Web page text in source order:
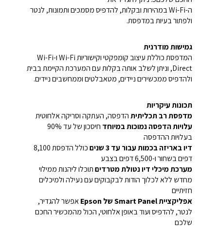
ה-Wi-Fi במהירות ובקלות, להדפיס מסמכים ותמונות, לנטר
ולפתור בעיות במדפסת.
גמישות מודרנית
המדפסת כוללת עיצוב קומפקטי וקישוריות Wi-Fi ו-Wi-Fi
Direct, וניתן לשלב אותה בקלות עם המערכת הקיימת בבית
ולהדפיס ממכשירים ניידים, מטאבלטים וממחשבים ניידים.
תכונות עיקריות
מדפסת רב תכליתיתהדפסה, העתקה וסריקה אלחוטית
עלויות הדפסה נמוכות במיוחד
חיסכון של עד 90%
בעלויות ההדפסה
דיו באריזה בכמות עבור עד 3 שנים
כולל הדפסת 8,100
דפים בשחור ו-6,500 דפים בצבע
מערכת מיכלי דיו נטולת מטרדיםתוכלו ליהנות ממילוי
מחדש ללא לכלוך הודות לבקבוקים עם נעילה ולמיכלים
חזיתיים
אפליקציית Smart Panel של Epson
אפשר להגדיר,
לנטר, להדפיס ועוד באופן אלחוטי, הכול מהמכשיר החכם
שלכם